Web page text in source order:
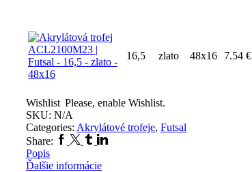
16,5 zlato 48x16 7.54 €
Wishlist Please, enable Wishlist.
SKU: N/A
Categories: Akrylátové trofeje, Futsal
Share:
Popis
Ďalšie informácie